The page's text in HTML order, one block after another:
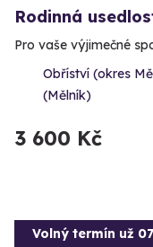
Rodinná
Pro vaše výjimečné
Obříství (okres
(Mělník)
3 600 Kč
Volný termín už